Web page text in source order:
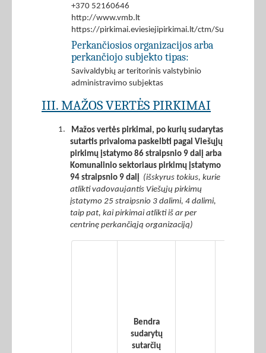
+370 52160646
http://www.vmb.lt
https://pirkimai.eviesiejipirkimai.lt/ctm/Supplier/
Perkančiosios organizacijos arba
perkančiojo subjekto tipas:
Savivaldybių ar teritorinis valstybinio
administravimo subjektas
III. MAŽOS VERTĖS PIRKIMAI
1.
Mažos vertės pirkimai, po kurių sudarytas
sutartis privaloma paskelbti pagal Viešųjų
pirkimų įstatymo 86 straipsnio 9 dalį arba
Komunalinio sektoriaus pirkimų įstatymo
94 straipsnio 9 dalį (išskyrus tokius, kurie
atlikti vadovaujantis Viešųjų pirkimų
įstatymo 25 straipsnio 3 dalimi, 4 dalimi,
taip pat, kai pirkimai atlikti iš ar per
centrinę perkančiąją organizaciją)
Bendra
sudarytų
sutarčių